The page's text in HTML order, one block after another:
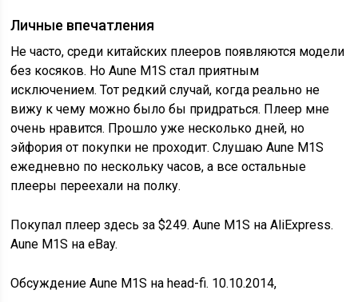
Личные впечатления
Не часто, среди китайских плееров появляются модели
без косяков. Но Aune M1S стал приятным
исключением. Тот редкий случай, когда реально не
вижу к чему можно было бы придраться. Плеер мне
очень нравится. Прошло уже несколько дней, но
эйфория от покупки не проходит. Слушаю Aune M1S
ежедневно по нескольку часов, а все остальные
плееры переехали на полку.
Покупал плеер здесь за $249. Aune M1S на AliExpress.
Aune M1S на eBay.
Обсуждение Aune M1S на head-fi. 10.10.2014,